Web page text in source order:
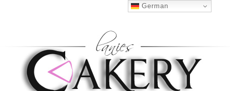
0152 5314 0461 Nach Oben
German